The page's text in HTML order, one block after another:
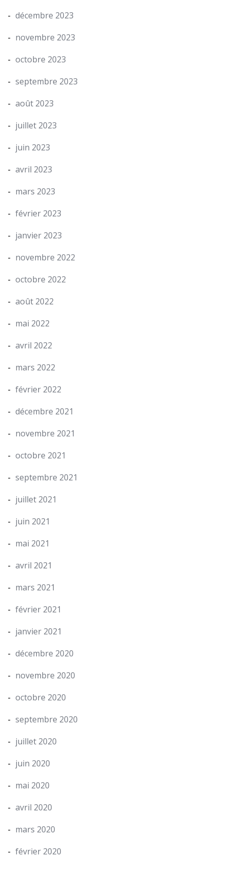
décembre 2023
novembre 2023
octobre 2023
septembre 2023
août 2023
juillet 2023
juin 2023
avril 2023
mars 2023
février 2023
janvier 2023
novembre 2022
octobre 2022
août 2022
mai 2022
avril 2022
mars 2022
février 2022
décembre 2021
novembre 2021
octobre 2021
septembre 2021
juillet 2021
juin 2021
mai 2021
avril 2021
mars 2021
février 2021
janvier 2021
décembre 2020
novembre 2020
octobre 2020
septembre 2020
juillet 2020
juin 2020
mai 2020
avril 2020
mars 2020
février 2020